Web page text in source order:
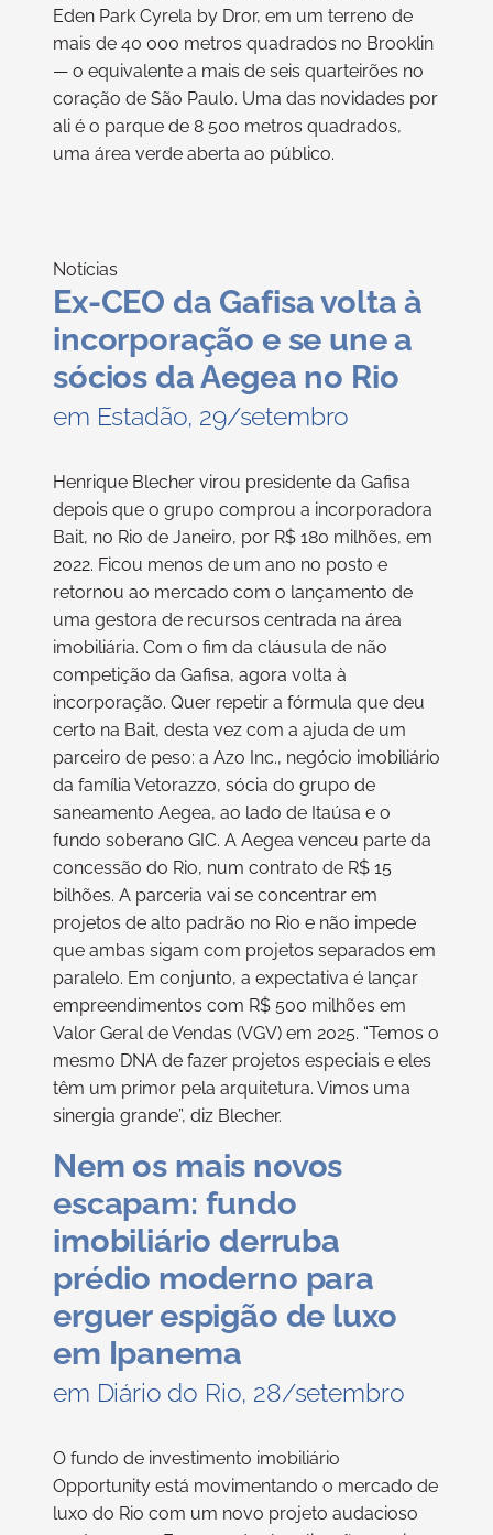
Eden Park Cyrela by Dror, em um terreno de
mais de 40 000 metros quadrados no Brooklin
— o equivalente a mais de seis quarteirões no
coração de São Paulo. Uma das novidades por
ali é o parque de 8 500 metros quadrados,
uma área verde aberta ao público.
Notícias
Ex-CEO da Gafisa volta à
incorporação e se une a
sócios da Aegea no Rio
em Estadão, 29/setembro
Henrique Blecher virou presidente da Gafisa
depois que o grupo comprou a incorporadora
Bait, no Rio de Janeiro, por R$ 180 milhões, em
2022. Ficou menos de um ano no posto e
retornou ao mercado com o lançamento de
uma gestora de recursos centrada na área
imobiliária. Com o fim da cláusula de não
competição da Gafisa, agora volta à
incorporação. Quer repetir a fórmula que deu
certo na Bait, desta vez com a ajuda de um
parceiro de peso: a Azo Inc., negócio imobiliário
da família Vetorazzo, sócia do grupo de
saneamento Aegea, ao lado de Itaúsa e o
fundo soberano GIC. A Aegea venceu parte da
concessão do Rio, num contrato de R$ 15
bilhões. A parceria vai se concentrar em
projetos de alto padrão no Rio e não impede
que ambas sigam com projetos separados em
paralelo. Em conjunto, a expectativa é lançar
empreendimentos com R$ 500 milhões em
Valor Geral de Vendas (VGV) em 2025. “Temos o
mesmo DNA de fazer projetos especiais e eles
têm um primor pela arquitetura. Vimos uma
sinergia grande”, diz Blecher.
Nem os mais novos
escapam: fundo
imobiliário derruba
prédio moderno para
erguer espigão de luxo
em Ipanema
em Diário do Rio, 28/setembro
O fundo de investimento imobiliário
Opportunity está movimentando o mercado de
luxo do Rio com um novo projeto audacioso